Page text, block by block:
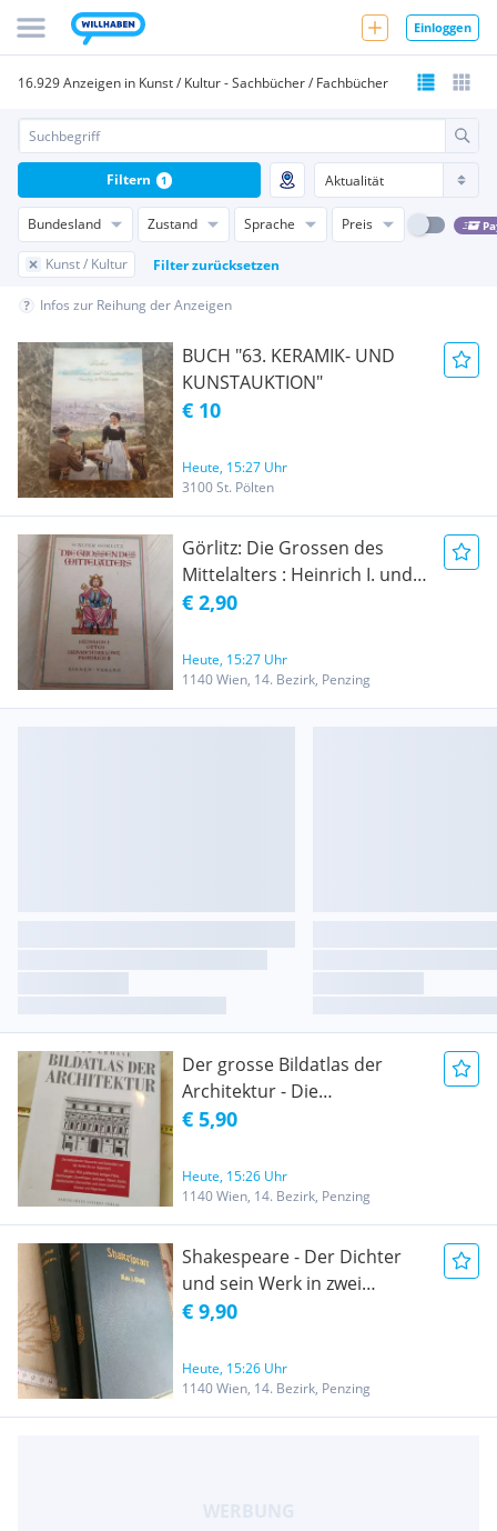
Einloggen
16.929 Anzeigen in Kunst / Kultur - Sachbücher / Fachbücher
Bundesland Zustand Sprache Preis
Kunst / Kultur Filter zurücksetzen
Filtern 1
Infos zur Reihung der Anzeigen
BUCH "63. KERAMIK- UND
KUNSTAUKTION"
€ 10
Heute, 15:27 Uhr
3100 St. Pölten
Görlitz: Die Grossen des
Mittelalters : Heinrich I. und
Otto I., Heinrich der Löwe,
€ 2,90
Heute, 15:27 Uhr
1140 Wien, 14. Bezirk, Penzing
Der grosse Bildatlas der
Architektur - Die
bedeutenden Bauwerke und
zur Gegenwart
€ 5,90
Heute, 15:26 Uhr
1140 Wien, 14. Bezirk, Penzing
Shakespeare - Der Dichter
und sein Werk in zwei
Bänden Dr. Max J. Wolff:
€ 9,90
Heute, 15:26 Uhr
1140 Wien, 14. Bezirk, Penzing